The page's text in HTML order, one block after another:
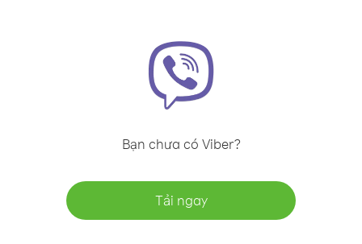
Bạn chưa có Viber?
Tải ngay